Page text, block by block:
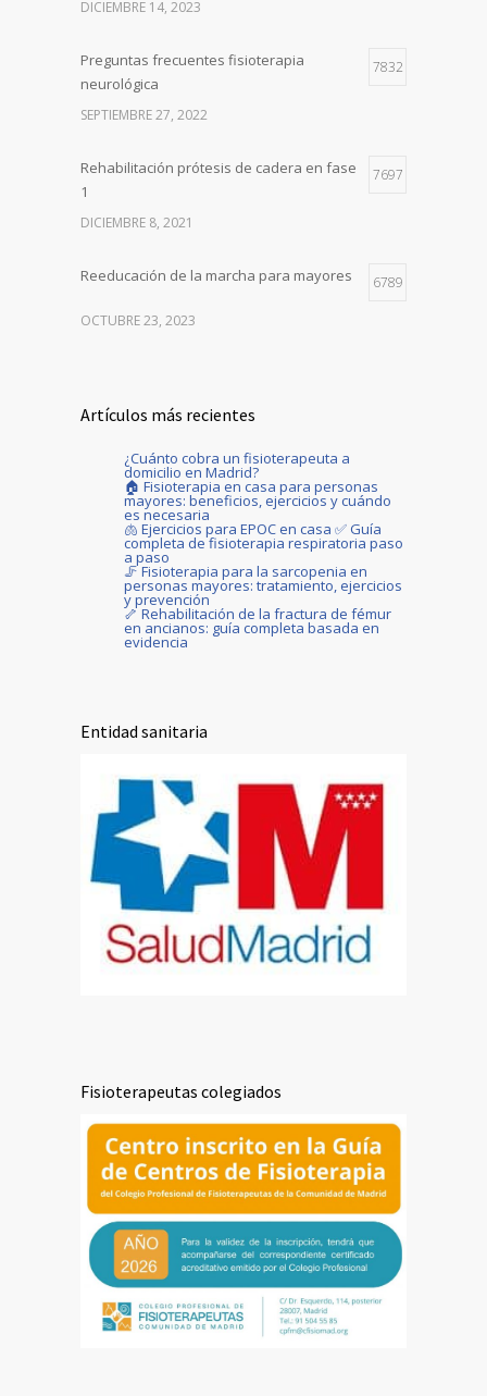
DICIEMBRE 14, 2023
Preguntas frecuentes fisioterapia
neurológica
7832
SEPTIEMBRE 27, 2022
Rehabilitación prótesis de cadera en fase
1
7697
DICIEMBRE 8, 2021
Reeducación de la marcha para mayores 6789
OCTUBRE 23, 2023
Artículos más recientes
¿Cuánto cobra un fisioterapeuta a
domicilio en Madrid?
🏠 Fisioterapia en casa para personas
mayores: beneficios, ejercicios y cuándo
es necesaria
🫁 Ejercicios para EPOC en casa ✅ Guía
completa de fisioterapia respiratoria paso
a paso
🦵 Fisioterapia para la sarcopenia en
personas mayores: tratamiento, ejercicios
y prevención
🦴 Rehabilitación de la fractura de fémur
en ancianos: guía completa basada en
evidencia
Entidad sanitaria
Fisioterapeutas colegiados